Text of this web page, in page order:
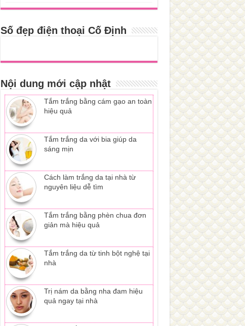
Số đẹp điện thoại Cố Định
Nội dung mới cập nhật
Tắm trắng bằng cám gạo an toàn
hiệu quả
Tắm trắng da với bia giúp da
sáng mịn
Cách làm trắng da tại nhà từ
nguyên liệu dễ tìm
Tắm trắng bằng phèn chua đơn
giản mà hiệu quả
Tắm trắng da từ tinh bột nghệ tại
nhà
Trị nám da bằng nha đam hiệu
quả ngay tại nhà